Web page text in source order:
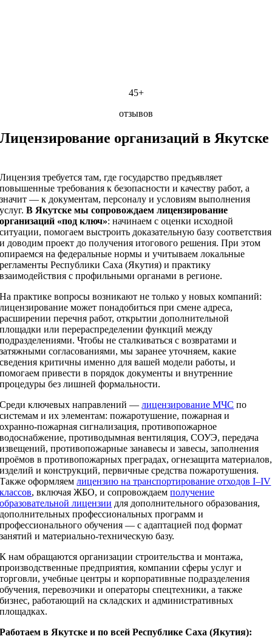
45+
отзывов
Лицензирование организаций в Якутске
Лицензия требуется там, где государство предъявляет
повышенные требования к безопасности и качеству работ, а
значит — к документам, персоналу и условиям выполнения
услуг.В Якутске мы сопровождаем лицензирование
организаций «под ключ»: начинаем с оценки исходной
ситуации, помогаем выстроить доказательную базу соответствия
и доводим проект до получения итогового решения. При этом
опираемся на федеральные нормы и учитываем локальные
регламенты Республики Саха (Якутия) и практику
взаимодействия с профильными органами в регионе.
На практике вопросы возникают не только у новых компаний:
лицензирование может понадобиться при смене адреса,
расширении перечня работ, открытии дополнительной
площадки или перераспределении функций между
подразделениями. Чтобы не сталкиваться с возвратами и
затяжными согласованиями, мы заранее уточняем, какие
сведения критичны именно для вашей модели работы, и
помогаем привести в порядок документы и внутренние
процедуры без лишней формальности.
Среди ключевых направлений —лицензирование МЧС по
системам и их элементам: пожаротушение, пожарная и
охранно‑пожарная сигнализация, противопожарное
водоснабжение, противодымная вентиляция, СОУЭ, передача
извещений, противопожарные занавесы и завесы, заполнения
проёмов в противопожарных преградах, огнезащита материалов,
изделий и конструкций, первичные средства пожаротушения.
Также оформляемлицензию на транспортирование отходов I–IV
классов, включая ЖБО, и сопровождаемполучение
образовательной лицензии для дополнительного образования,
дополнительных профессиональных программ и
профессионального обучения — с адаптацией под формат
занятий и материально‑техническую базу.
К нам обращаются организации строительства и монтажа,
производственные предприятия, компании сферы услуг и
торговли, учебные центры и корпоративные подразделения
обучения, перевозчики и операторы спецтехники, а также
бизнес, работающий на складских и административных
площадках.
Работаем в Якутске и по всей Республике Саха (Якутия):